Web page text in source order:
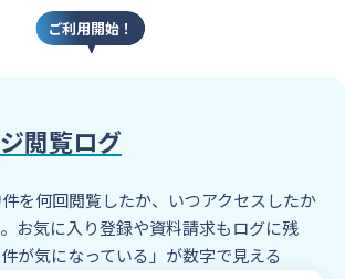
ご利用開始！
閲覧ログ
を何回閲覧したか、いつアクセスしたか
お気に入り登録や資料請求もログに残
が気になっている」が数字で見える